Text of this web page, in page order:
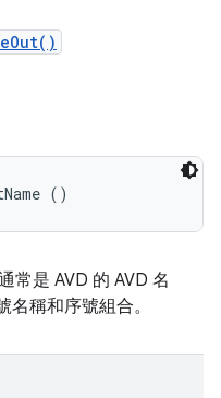
()
常是 AVD 的 AVD 名
稱和序號組合。